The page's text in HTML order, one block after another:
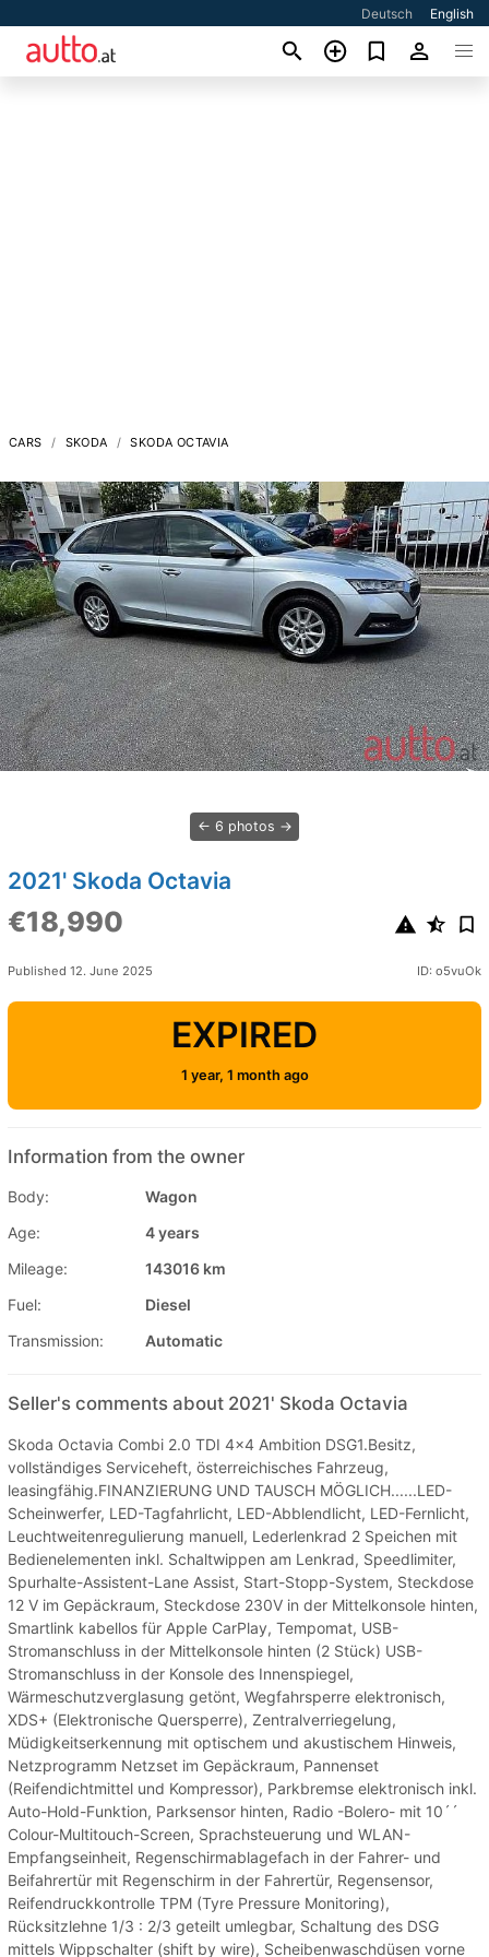
Deutsch English
CARS SKODA SKODA OCTAVIA
6 photos
2021' Skoda Octavia
€18,990
Published 12. June 2025 ID: o5vuOk
EXPIRED
1 year, 1 month ago
Information from the owner
Body:
Wagon
Age:
4 years
Mileage:
143016 km
Fuel:
Diesel
Transmission:
Automatic
Seller's comments about 2021' Skoda Octavia
Skoda Octavia Combi 2.0 TDI 4x4 Ambition DSG1.Besitz,
vollständiges Serviceheft, österreichisches Fahrzeug,
leasingfähig.FINANZIERUNG UND TAUSCH MÖGLICH......LED-
Scheinwerfer, LED-Tagfahrlicht, LED-Abblendlicht, LED-Fernlicht,
Leuchtweitenregulierung manuell, Lederlenkrad 2 Speichen mit
Bedienelementen inkl. Schaltwippen am Lenkrad, Speedlimiter,
Spurhalte-Assistent-Lane Assist, Start-Stopp-System, Steckdose
12 V im Gepäckraum, Steckdose 230V in der Mittelkonsole hinten,
Smartlink kabellos für Apple CarPlay, Tempomat, USB-
Stromanschluss in der Mittelkonsole hinten (2 Stück) USB-
Stromanschluss in der Konsole des Innenspiegel,
Wärmeschutzverglasung getönt, Wegfahrsperre elektronisch,
XDS+ (Elektronische Quersperre), Zentralverriegelung,
Müdigkeitserkennung mit optischem und akustischem Hinweis,
Netzprogramm Netzset im Gepäckraum, Pannenset
(Reifendichtmittel und Kompressor), Parkbremse elektronisch inkl.
Auto-Hold-Funktion, Parksensor hinten, Radio -Bolero- mit 10´´
Colour-Multitouch-Screen, Sprachsteuerung und WLAN-
Empfangseinheit, Regenschirmablagefach in der Fahrer- und
Beifahrertür mit Regenschirm in der Fahrertür, Regensensor,
Reifendruckkontrolle TPM (Tyre Pressure Monitoring),
Rücksitzlehne 1/3 : 2/3 geteilt umlegbar, Schaltung des DSG
mittels Wippschalter (shift by wire), Scheibenwaschdüsen vorne